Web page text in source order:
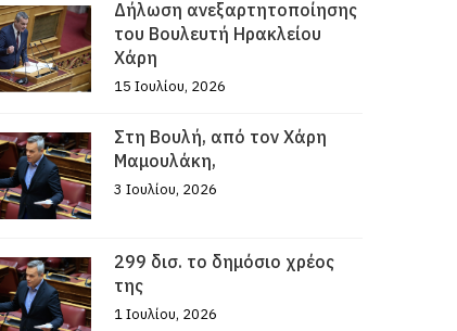
Δήλωση ανεξαρτητοποίησης
του Βουλευτή Ηρακλείου
Χάρη
15 Ιουλίου, 2026
Στη Βουλή, από τον Χάρη
Μαμουλάκη,
3 Ιουλίου, 2026
299 δισ. το δημόσιο χρέος
της
1 Ιουλίου, 2026